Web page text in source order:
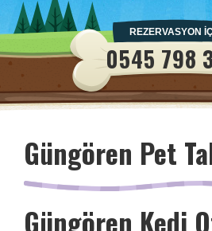
REZERVASYON
0545 798
Güngören Pet
Güngören Kedi